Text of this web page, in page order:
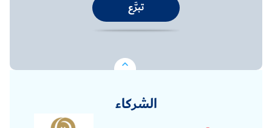
تبرَّع
الشركاء